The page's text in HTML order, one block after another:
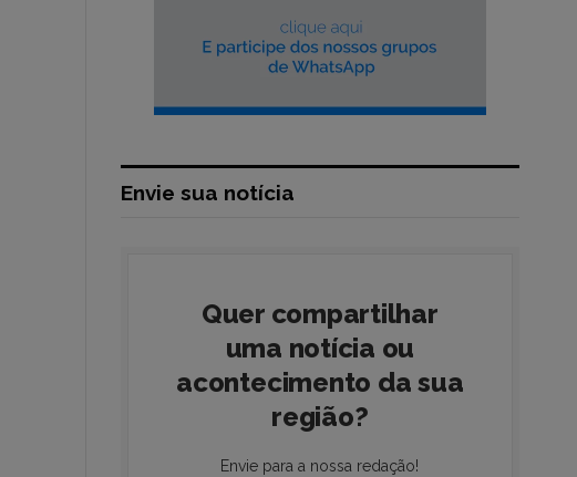
Envie sua notícia
Quer compartilhar
uma notícia ou
acontecimento da sua
região?
Envie para a nossa redação!